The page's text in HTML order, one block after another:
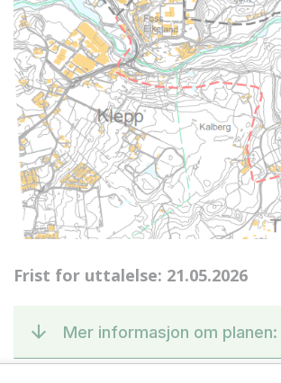
Frist for uttalelse: 21.05.2026
Mer informasjon om planen: